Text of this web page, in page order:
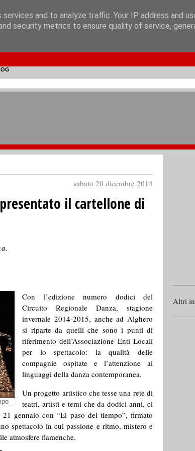
sabato 20 dicembre 2014
il cartellone di
sulla danza.
Con l’edizione numero dodici del
Circuito Regionale Danza, stagione
invernale 2014-2015, anche ad Alghero
si riparte da quelli che sono i punti di
riferimento dell’Associazione Enti Locali
per lo spettacolo: la qualità delle
compagnie ospitate e l’attenzione ai
linguaggi della danza contemporanea.
Un progetto artistico che tesse una rete di
teatri, artisti e temi che da dodici anni, ci
gennaio con “El paso del tiempo”, firmato
spettacolo in cui passione e ritmo, mistero e
atmosfere flamenche.
Altri in
and to analyze traffic. Your IP address and
security metrics to ensure quality of service,